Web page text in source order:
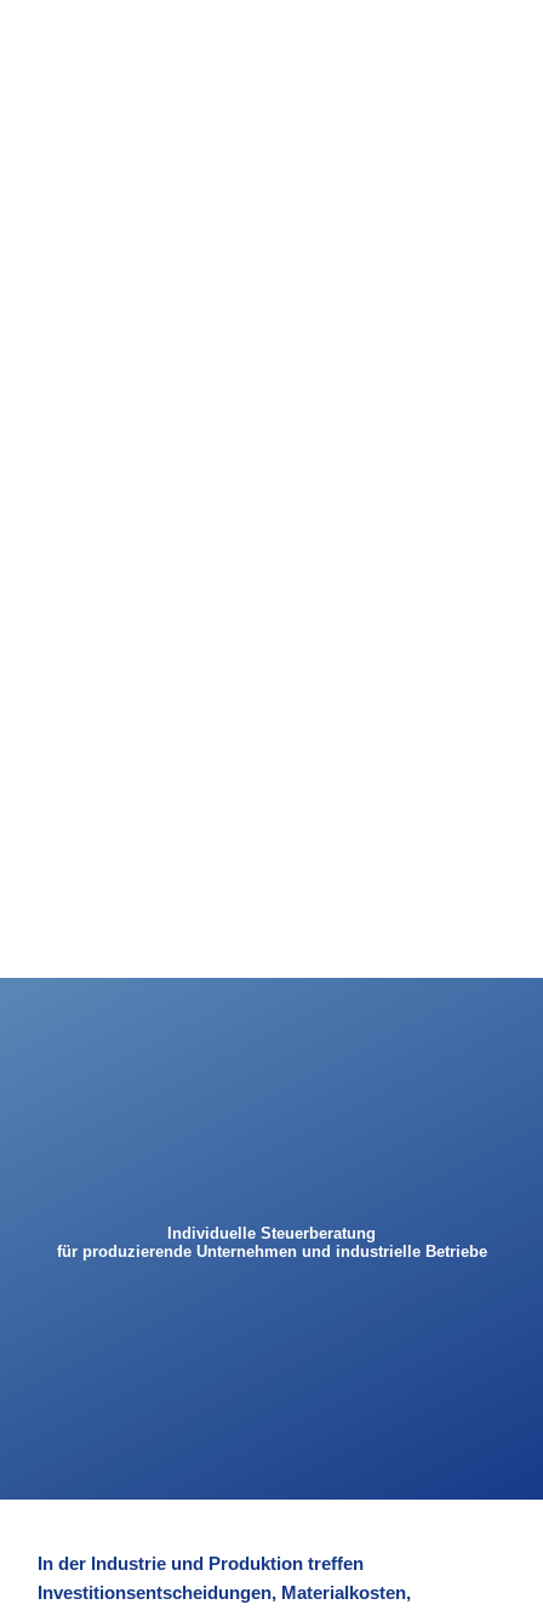
Individuelle Steuerberatung
für produzierende Unternehmen und industrielle Betriebe
In der Industrie und Produktion treffen
Investitionsentscheidungen, Materialkosten,